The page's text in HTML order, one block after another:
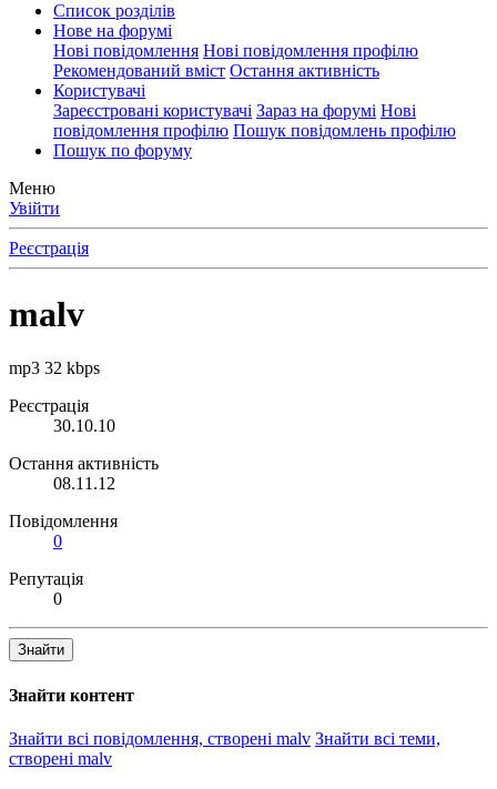
Список розділів
Нове на форумі
Нові повідомлення Нові повідомлення профілю
Рекомендований вміст Остання активність
Користувачі
Зареєстровані користувачі Зараз на форумі Нові
повідомлення профілю Пошук повідомлень профілю
Пошук по форуму
Меню
Увійти
Реєстрація
malv
mp3 32 kbps
Реєстрація
30.10.10
Остання активність
08.11.12
Повідомлення
0
Репутація
0
Знайти
Знайти контент
Знайти всі повідомлення, створені malv Знайти всі теми,
створені malv